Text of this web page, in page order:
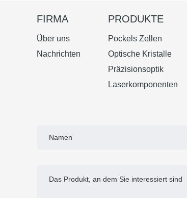
FIRMA
Über uns
Nachrichten
PRODUKTE
Pockels Zellen
Optische Kristalle
Präzisionsoptik
Laserkomponenten